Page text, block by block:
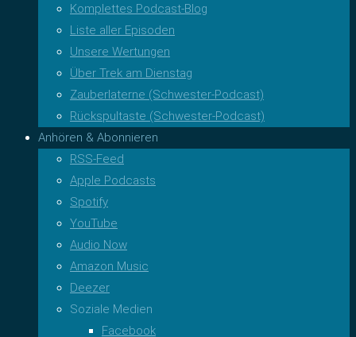
Komplettes Podcast-Blog
Liste aller Episoden
Unsere Wertungen
Über Trek am Dienstag
Zauberlaterne (Schwester-Podcast)
Rückspultaste (Schwester-Podcast)
Anhören & Abonnieren
RSS-Feed
Apple Podcasts
Spotify
YouTube
Audio Now
Amazon Music
Deezer
Soziale Medien
Facebook